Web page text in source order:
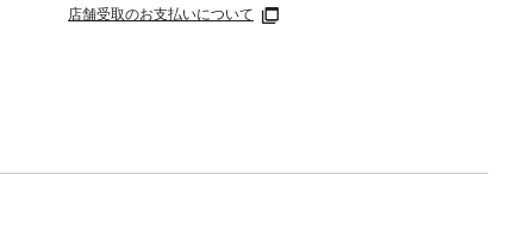
店舗受取のお支払いについて